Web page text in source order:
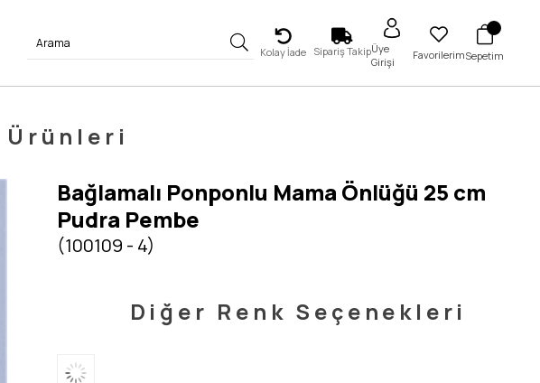
Kolay İade Sipariş TakipÜye
Girişi
FavorilerimSepetim
Bağlamalı Ponponlu Mama Önlüğü 25 cm
Pudra Pembe
(100109 - 4)
Diğer Renk Seçenekleri